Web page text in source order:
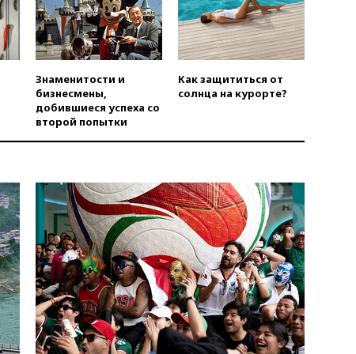
09:16
Трамп сообщил об
огромном запасе боеприпасов
в США
08:54
В Таиланде сегодня
прощаются с молодыми
россиянами, жестоко убитыми
в Паттайе
самолета в Приангарье
07:40Таджикистан и
SpaceX/Starlink расширяют
сотрудничество в сфере
технологий
07:00Силы ПВО сбили шесть
БПЛА ВСУ, летевших на
Москву
06:25
Золото подорожало до
$4350 за тройскую унцию
Знаменитости и
бизнесмены,
добившиеся успеха со
второй попытки
Как защититься от
солнца на курорте?